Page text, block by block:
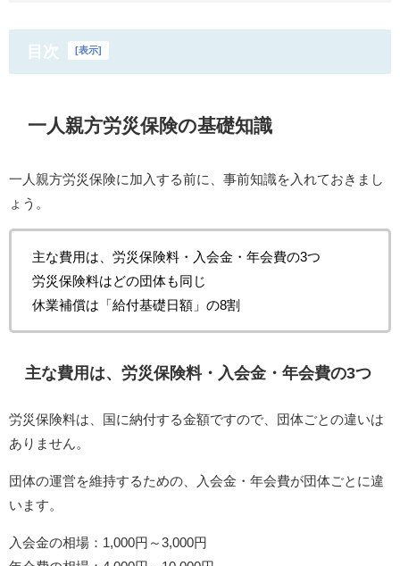
目次 表示
一人親方労災保険の基礎知識
一人親方労災保険に加入する前に、事前知識を入れておきまし
ょう。
主な費用は、労災保険料・入会金・年会費の3つ
労災保険料はどの団体も同じ
休業補償は「給付基礎日額」の8割
主な費用は、労災保険料・入会金・年会費の3つ
労災保険料は、国に納付する金額ですので、団体ごとの違いは
ありません。
団体の運営を維持するための、入会金・年会費が団体ごとに違
います。
入会金の相場：1,000円～3,000円